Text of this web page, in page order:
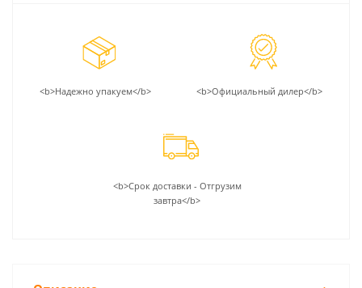
<b>Надежно упакуем</b> <b>Официальный дилер</b>
<b>Срок доставки - Отгрузим
завтра</b>